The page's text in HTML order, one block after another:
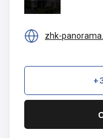
 zhk-